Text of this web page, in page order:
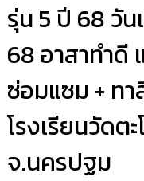
รุ่น 5 ปี 68 วั
68 อาสาทำดี
ซ่อมแซม + ทา
โรงเรียนวัดต
จ.นครปฐม